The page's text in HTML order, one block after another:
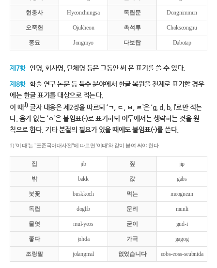
현충사 Hyeonchungsa 독립문 Dongnimmun
오죽헌 Ojukheon 촉석루 Chokseongnu
종묘 Jongmyo 다보탑 Dabotap
제7항 인명, 회사명, 단체명 등은 그동안 써 온 표기를 쓸 수 있다.
제8항 학술 연구 논문 등 특수 분야에서 한글 복원을 전제로 표기할 경우
에는 한글 표기를 대상으로 적는다.
이 때1)글자 대응은 제2장을 따르되 ‘ㄱ, ㄷ, ㅂ, ㄹ’은 ‘g, d, b, l’로만 적는
다. 음가 없는 ‘ㅇ’은 붙임표(-)로 표기하되 어두에서는 생략하는 것을 원
칙으로 한다. 기타 분절의 필요가 있을 때에도 붙임표(-)를 쓴다.
1) '이 때'는 "표준국어대사전"에 따르면 '이때'와 같이 붙여 써야 한다.
집 jib 짚 jip
밖 bakk 값 gabs
붓꽃 buskkoch 먹는 meogneun
독립 doglib 문리 munli
물엿 mul-yeos 굳이 gud-i
좋다 johda 가곡 gagog
조랑말 jolangmal 없었습니다 eobs-eoss-seubnida